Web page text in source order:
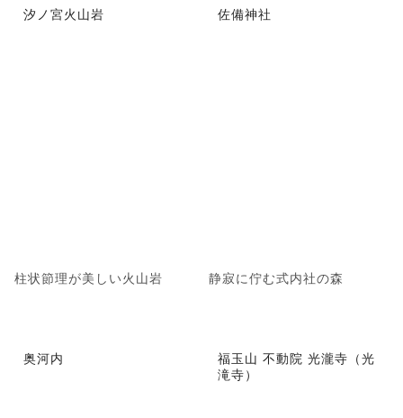
汐ノ宮火山岩
柱状節理が美しい火山岩
佐備神社
静寂に佇む式内社の森
奥河内
福玉山 不動院 光瀧寺（光
滝寺）